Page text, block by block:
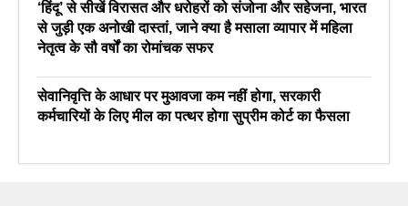
‘हिंदू’ से सीखें विरासत और धरोहरों को संजोना और सहेजना, भारत
से जुड़ी एक अनोखी दास्तां, जाने क्या है मसाला व्यापार में महिला
नेतृत्व के सौ वर्षों का रोमांचक सफर
सेवानिवृत्ति के आधार पर मुआवजा कम नहीं होगा, सरकारी
कर्मचारियों के लिए मील का पत्थर होगा सुप्रीम कोर्ट का फैसला